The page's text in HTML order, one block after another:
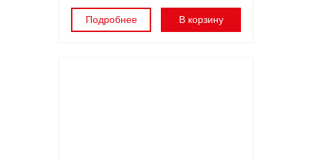
Подробнее В корзину